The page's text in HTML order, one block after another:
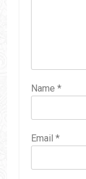
Name *
Email *